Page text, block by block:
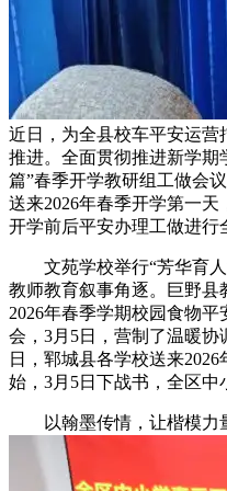
近日，为全县校车平安运营
推进。全面贯彻推进新学
篇”春季开学教研组工做会
送来2026年春季开学第一
开学前后平安办理工做进行
文苑学校举行“芳华育人
教师教育叙事角逐。巨野
2026年春季学期校园食物
会，3月5日，营制了温暖协
日，郓城县各学校送来
始，3月5日下战书，全区中
以翰墨传情，让楷模力量